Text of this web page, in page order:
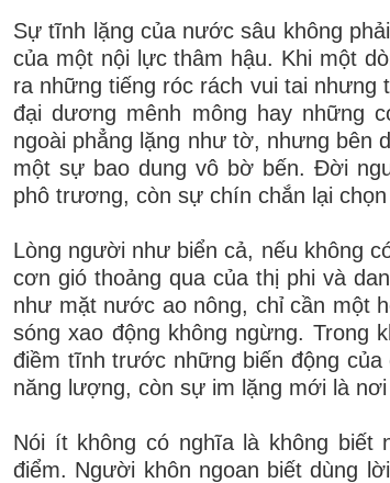
Sự tĩnh lặng của nước sâu không
của một nội lực thâm hậu. Khi một
ra những tiếng róc rách vui tai
đại dương mênh mông hay những
ngoài phẳng lặng như tờ, nhưng bên
một sự bao dung vô bờ bến. Đời
phô trương, còn sự chín chắn lại
Lòng người như biển cả, nếu không
cơn gió thoảng qua của thị phi và
như mặt nước ao nông, chỉ cần một
sóng xao động không ngừng.
điềm tĩnh trước những biến động
năng lượng, còn sự im lặng mới là
Nói ít không có nghĩa là không biết
điểm. Người khôn ngoan biết dùng